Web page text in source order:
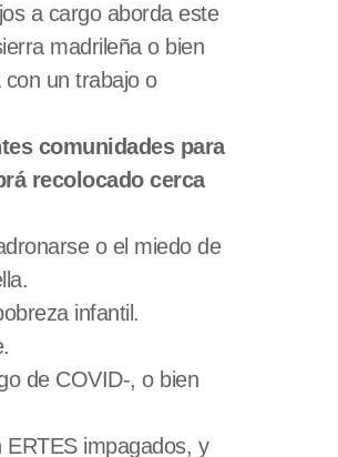
a cargo aborda este
madrileña o bien
un trabajo o
comunidades para
recolocado cerca
o el miedo de
infantil.
de COVID-, o bien
impagados, y